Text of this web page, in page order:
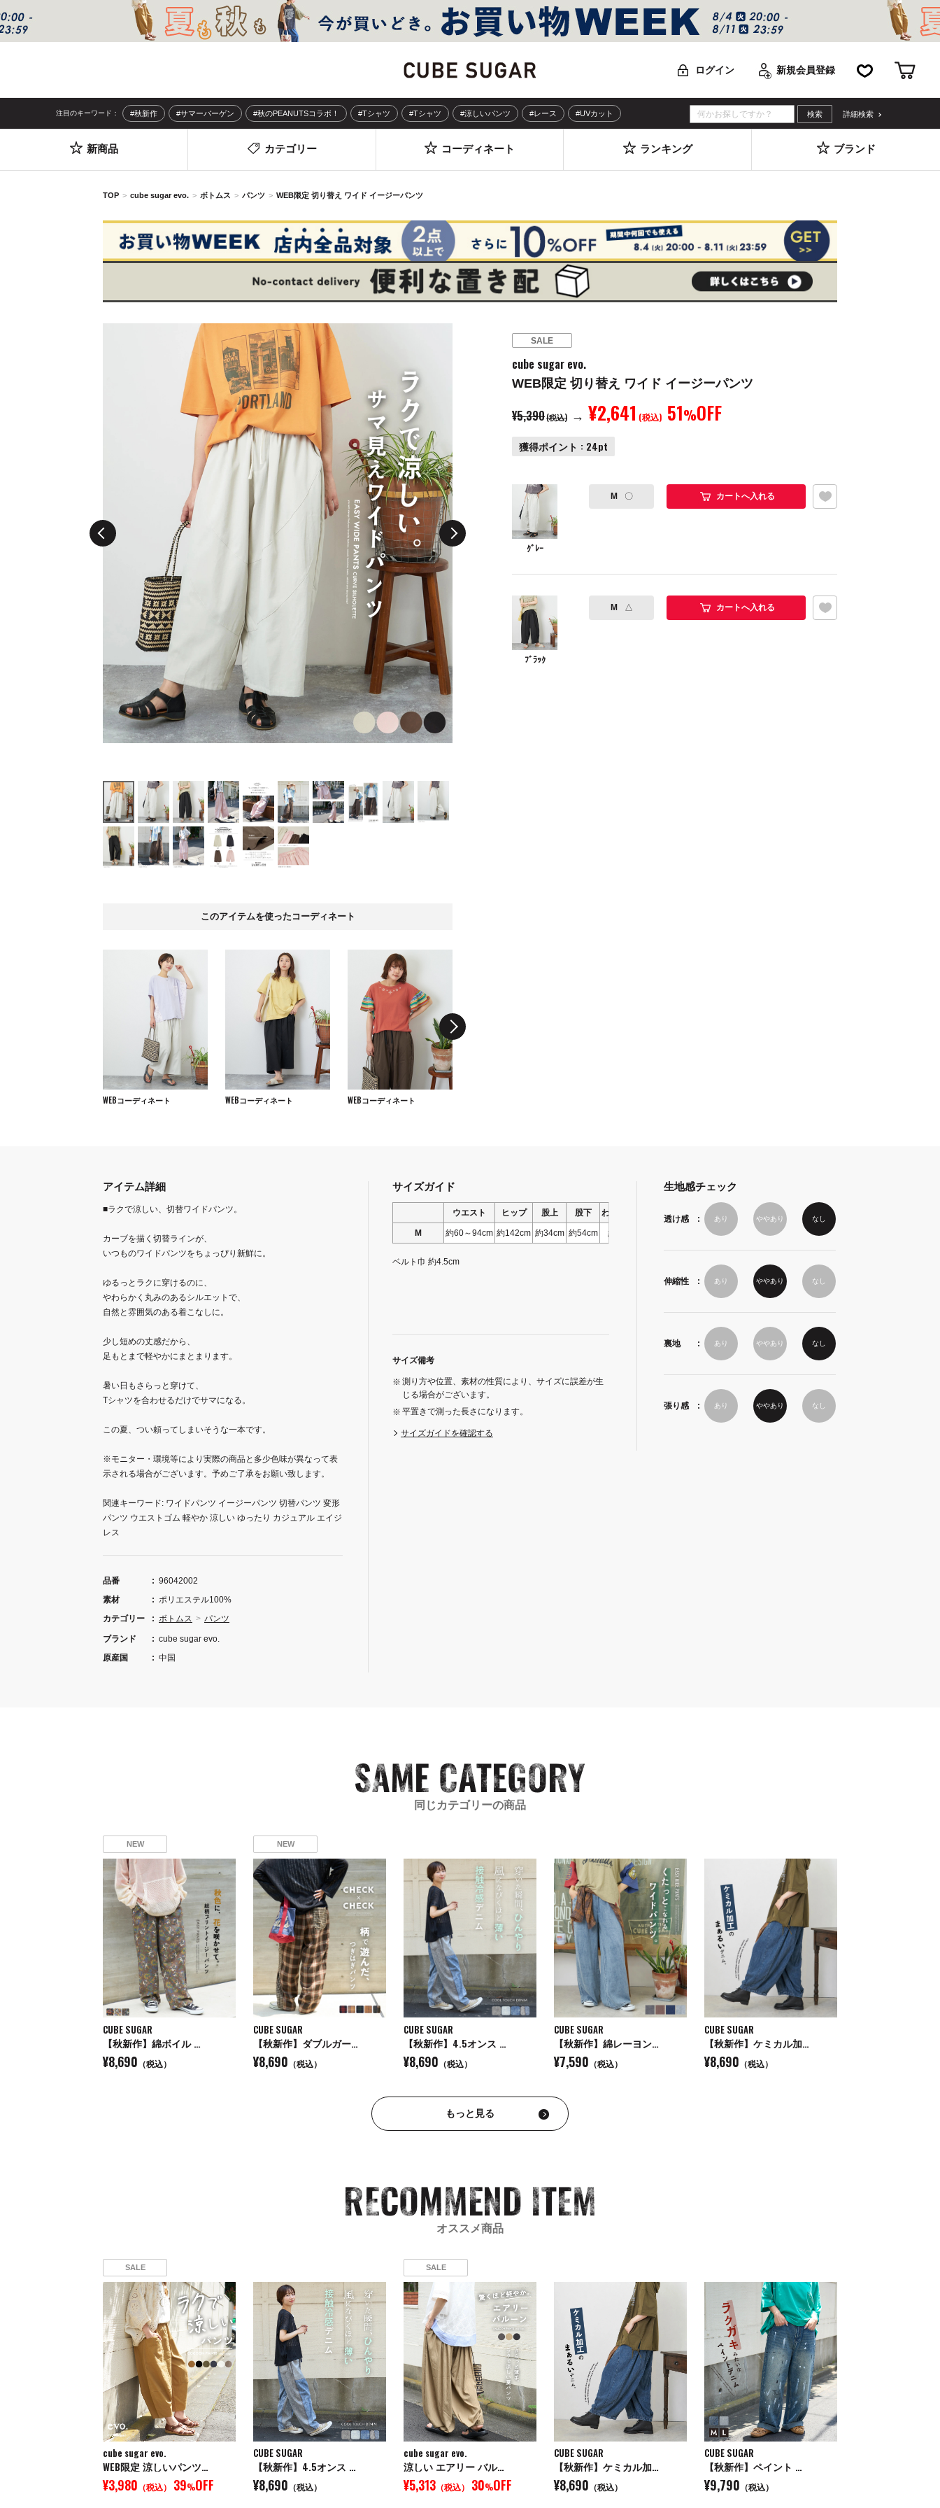
ログイン 新規会員登録 お気に入り
注目のキーワード： #秋新作 #サマーバーゲン #秋のPEANUTSコラボ！ #Tシャツ #Tシャツ #涼しいパンツ #レース #UVカット 詳細検索
新商品 カテゴリー コーディネート ランキング ブランド
TOP cube sugar evo. ボトムス パンツ WEB限定 切り替え ワイド イージーパンツ
このアイテムを使ったコーディネート
WEBコーディネート WEBコーディネート WEBコーディネート
SALE
cube sugar evo.
WEB限定 切り替え ワイド イージーパンツ
¥5,390(税込) → ¥2,641 (税込) 51%OFF
獲得ポイント : 24pt
ｸﾞﾚｰ
M 〇 カートへ入れる
お気に入り追加
ﾌﾞﾗｯｸ
M △ カートへ入れる
お気に入り追加
アイテム詳細
■ラクで涼しい、切替ワイドパンツ。
カーブを描く切替ラインが、
いつものワイドパンツをちょっぴり新鮮に。
ゆるっとラクに穿けるのに、
やわらかく丸みのあるシルエットで、
自然と雰囲気のある着こなしに。
少し短めの丈感だから、
足もとまで軽やかにまとまります。
暑い日もさらっと穿けて、
Tシャツを合わせるだけでサマになる。
この夏、つい頼ってしまいそうな一本です。
※モニター・環境等により実際の商品と多少色味が異なって表
示される場合がございます。予めご了承をお願い致します。
関連キーワード: ワイドパンツ イージーパンツ 切替パンツ 変形
パンツ ウエストゴム 軽やか 涼しい ゆったり カジュアル エイジ
レス
品番
96042002
素材
ポリエステル100%
カテゴリー
ボトムス パンツ
ブランド
cube sugar evo.
原産国
中国
サイズガイド
M
ウエスト ヒップ 股上 股下 わたり周り 裾幅 重さ
約60～94cm 約142cm 約34cm 約54cm 約82cm 約0.28kg
ベルト巾 約4.5cm
サイズ備考
測り方や位置、素材の性質により、サイズに誤差が生
じる場合がございます。
平置きで測った長さになります。
サイズガイドを確認する
生地感チェック
透け感 あり ややあり なし
伸縮性 あり ややあり なし
裏地 あり ややあり なし
張り感 あり ややあり なし
同じカテゴリーの商品
NEW
CUBE SUGAR
【秋新作】綿ボイル …
¥8,690 （税込）
NEW
CUBE SUGAR
【秋新作】ダブルガー…
¥8,690 （税込）
CUBE SUGAR
【秋新作】4.5オンス …
¥8,690 （税込）
CUBE SUGAR
【秋新作】綿レーヨン…
¥7,590 （税込）
CUBE SUGAR
【秋新作】ケミカル加…
¥8,690 （税込）
もっと見る
オススメ商品
SALE
cube sugar evo.
WEB限定 涼しいパンツ…
¥3,980 （税込） 39%OFF
CUBE SUGAR
【秋新作】4.5オンス …
¥8,690 （税込）
SALE
cube sugar evo.
涼しい エアリー バル…
¥5,313 （税込） 30%OFF
CUBE SUGAR
【秋新作】ケミカル加…
¥8,690 （税込）
CUBE SUGAR
【秋新作】ペイント …
¥9,790 （税込）